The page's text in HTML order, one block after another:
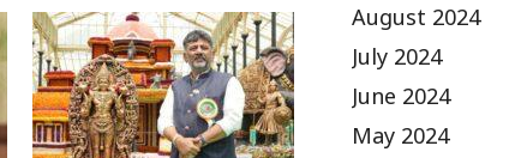
August 2024
July 2024
June 2024
May 2024